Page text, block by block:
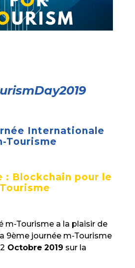
Internationale
Tourisme
: Blockchain pour le
Tourisme
m-Tourisme a la plaisir de
9ème journée m-Tourisme
Octobre 2019 sur la